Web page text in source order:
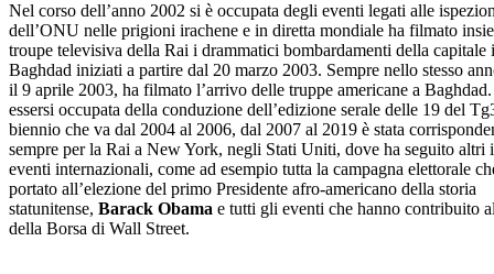
Nel corso dell’anno 2002 si è occupata degli eventi legati alle
dell’ONU nelle prigioni irachene e in diretta mondiale ha filmato
troupe televisiva della Rai i drammatici bombardamenti della capitale
Baghdad iniziati a partire dal 20 marzo 2003. Sempre nello stesso
il 9 aprile 2003, ha filmato l’arrivo delle truppe americane a
essersi occupata della conduzione dell’edizione serale delle 19 del
biennio che va dal 2004 al 2006, dal 2007 al 2019 è stata
sempre per la Rai a New York, negli Stati Uniti, dove ha seguito altri
eventi internazionali, come ad esempio tutta la campagna elettorale
portato all’elezione del primo Presidente afro-americano della storia
statunitense, Barack Obama e tutti gli eventi che hanno contribuito
della Borsa di Wall Street.